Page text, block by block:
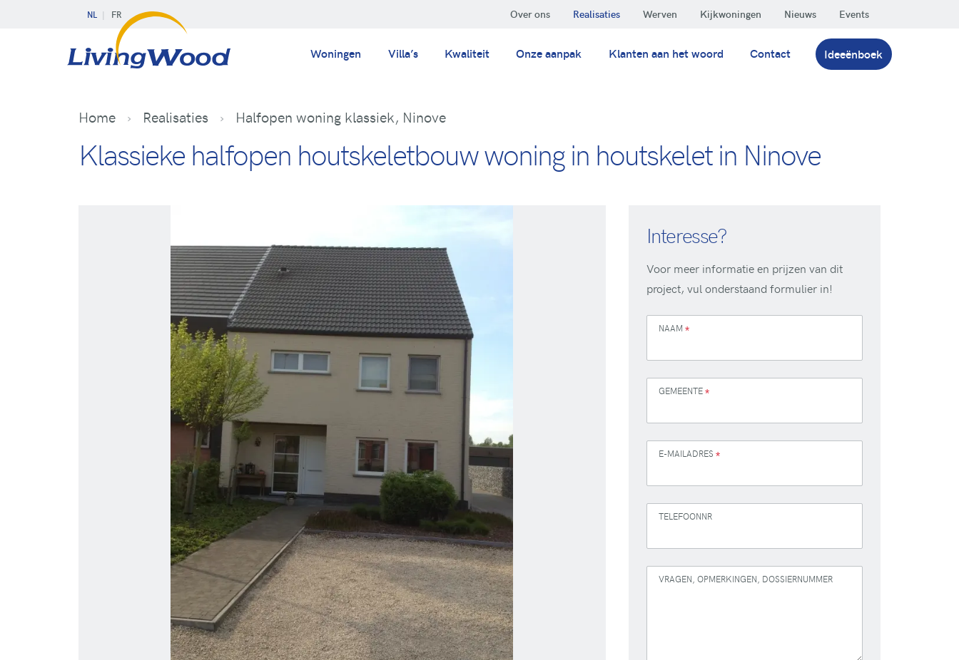
NL FR Over ons Realisaties Werven Kijkwoningen Nieuws Events
Woningen Villa’s Kwaliteit Onze aanpak Klanten aan het woord Contact Ideeënboek
Home Realisaties Halfopen woning klassiek, Ninove
Klassieke halfopen houtskeletbouw woning in houtskelet in Ninove
Interesse?
Voor meer informatie en prijzen van dit
project, vul onderstaand formulier in!
NAAM *
GEMEENTE*
E-MAILADRES *
TELEFOONNR
VRAGEN, OPMERKINGEN, DOSSIERNUMMER